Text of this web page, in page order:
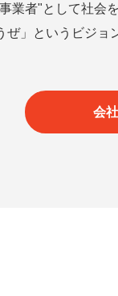
業者"として社会
ぜ」というビジョ
会